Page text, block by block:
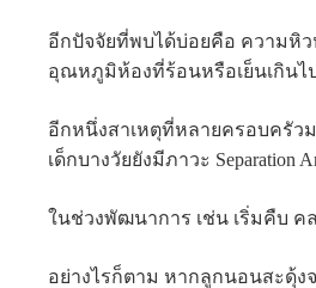
อีกปัจจัยที่พบได้บ่อยคือ ความหิ
อุณหภูมิห้องที่ร้อนหรือเย็นเกินไ
อีกหนึ่งสาเหตุที่หลายครอบครัว
เด็กบางวัยยังมีภาวะ
ในช่วงพัฒนาการ เช่น เริ่มคืบ ค
อย่างไรก็ตาม หากลูกนอนสะดุ้